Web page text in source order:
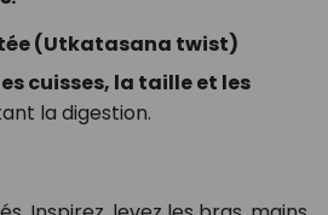
(Utkatasana twist)
cuisses, la taille et les
la digestion.